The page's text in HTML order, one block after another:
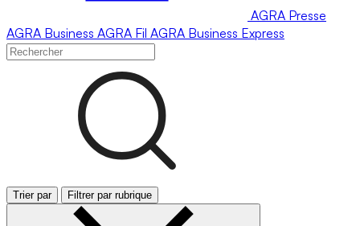
AGRA Presse
AGRA Business AGRA Fil AGRA Business Express
Trier par Filtrer par rubrique